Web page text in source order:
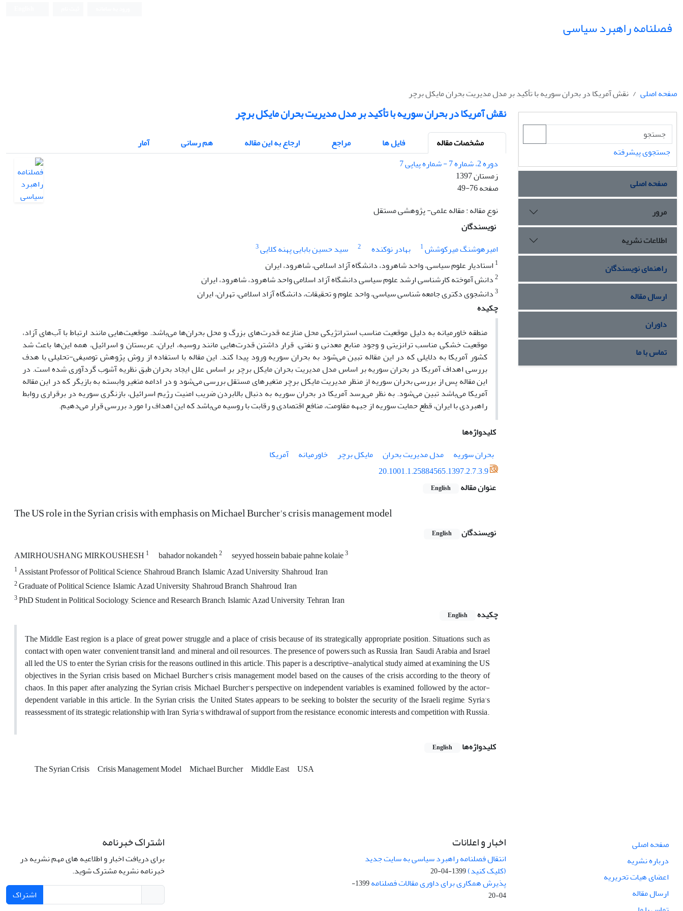
فصلنامه راهبرد سیاسی
صفحه اصلی نقش آمریکا در بحران سوریه با تأکید بر مدل مدیریت بحران مایکل برچر
نقش آمریکا در بحران سوریه با تأکید بر مدل مدیریت بحران مایکل برچر
مشخصات مقاله فایل ها مراجع ارجاع به این مقاله هم رسانی
آمار
دوره 2، شماره 7 - شماره پیاپی 7
زمستان 1397
صفحه49-76
نوع مقاله : مقاله علمی- پژوهشی مستقل
نویسندگان
امیرهوشنگ میرکوشش1 بهادر نوکنده 2 سید حسین بابایی پهنه کلایی3
1 استادیار علوم سیاسی، واحد شاهرود، دانشگاه آزاد اسلامی، شاهرود، ایران
2دانش آموخته کارشناسی ارشد علوم سیاسی دانشگاه آزاد اسلامی واحد شاهرود، شاهرود، ایران
3دانشجوی دکتری جامعه شناسی سیاسی، واحد علوم و تحقیقات، دانشگاه آزاد اسلامی، تهران، ایران
چکیده
منطقه خاورمیانه به دلیل موقعیت مناسب استراتژیکی محل منازعه قدرت‌های بزرگ و محل بحران‌ها می‌باشد. موقعیت‌هایی مانند ارتباط با آب‌های آزاد،
موقعیت خشکی مناسب ترانزیتی و وجود منابع معدنی و نفتی. قرار داشتن قدرت‌هایی مانند روسیه، ایران، عربستان و اسرائیل، همه این‌ها باعث شد
کشور آمریکا به دلایلی که در این مقاله تبین می‌شود به بحران سوریه ورود پیدا کند. این مقاله با استفاده از روش پژوهش توصیفی-تحلیلی با هدف
بررسی اهداف آمریکا در بحران سوریه بر اساس مدل مدیریت بحران مایکل برچر بر اساس علل ایجاد بحران طبق نظریه آشوب گردآوری شده است. در
این مقاله پس از بررسی بحران سوریه از منظر مدیریت مایکل برچر متغیرهای مستقل بررسی می‌شود و در ادامه متغیر وابسته به بازیگر که در این مقاله
آمریکا می‌باشد تبین می‌شود. به نظر می‌رسد آمریکا در بحران سوریه به دنبال بالابردن ضریب امنیت رژیم اسرائیل، بازنگری سوریه در برقراری روابط
راهبردی با ایران، قطع حمایت سوریه از جبهه مقاومت، منافع اقتصادی و رقابت با روسیه می‌باشد که این اهداف را مورد بررسی قرار می‌دهیم.
کلیدواژه‌ها
بحران سوریه
مدل مدیریت بحران مایکل برچر خاورمیانه
آمریکا
20.1001.1.25884565.1397.2.7.3.9
عنوان مقاله
English
The US role in the Syrian crisis with emphasis on Michael Burcher's crisis management model
نویسندگان English
AMIRHOUSHANG MIRKOUSHESH 1 bahador nokandeh2 seyyed hossein babaie pahne kolaie3
1Assistant Professor of Political Science, Shahroud Branch, Islamic Azad University, Shahroud, Iran
2Graduate of Political Science, Islamic Azad University, Shahroud Branch, Shahroud, Iran
3PhD Student in Political Sociology, Science and Research Branch, Islamic Azad University, Tehran, Iran
چکیده
English
The Middle East region is a place of great power struggle and a place of crisis because of its strategically appropriate position. Situations such as
contact with open water, convenient transit land, and mineral and oil resources. The presence of powers such as Russia, Iran, Saudi Arabia and Israel
all led the US to enter the Syrian crisis for the reasons outlined in this article. This paper is a descriptive-analytical study aimed at examining the US
objectives in the Syrian crisis based on Michael Burcher's crisis management model based on the causes of the crisis according to the theory of
chaos. In this paper, after analyzing the Syrian crisis, Michael Burcher's perspective on independent variables is examined, followed by the actor-
dependent variable in this article. In the Syrian crisis, the United States appears to be seeking to bolster the security of the Israeli regime, Syria's
reassessment of its strategic relationship with Iran, Syria's withdrawal of support from the resistance, economic interests and competition with Russia.
کلیدواژه‌ها English
The Syrian Crisis Crisis Management Model Michael Burcher Middle East USA
جستجوی پیشرفته
صفحه اصلی
مرور
اطلاعات نشریه
راهنمای نویسندگان
ارسال مقاله
داوران
تماس با ما
صفحه اصلی
درباره نشریه
اعضای هیات تحریریه
ارسال مقاله
اخبار و اعلانات
انتقال فصلنامه راهبرد سیاسی به سایت جدید
(کلیک کنید)1399-04-20
پذیرش همکاری برای داوری مقالات فصلنامه
1399-
04-20
اشتراک خبرنامه
برای دریافت اخبار و اطلاعیه های مهم نشریه در
خبرنامه نشریه مشترک شوید.
اشتراک